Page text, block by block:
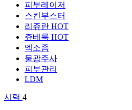
피부레이저
스킨부스터
리쥬란 HOT
쥬베룩 HOT
엑소좀
물광주사
피부관리
LDM
시력 4